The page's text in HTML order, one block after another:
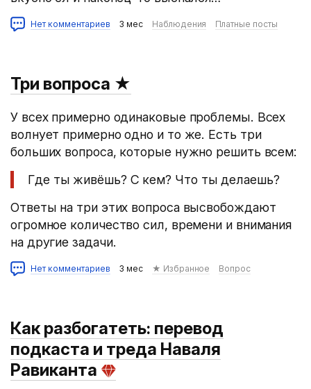
Нет комментариев 3 мес Наблюдения Платные посты
Три вопроса ★
У всех примерно одинаковые проблемы. Всех
волнует примерно одно и то же. Есть три
больших вопроса, которые нужно решить всем:
Где ты живёшь? С кем? Что ты делаешь?
Ответы на три этих вопроса высвобождают
огромное количество сил, времени и внимания
на другие задачи.
Нет комментариев 3 мес ★ Избранное Вопрос
Как разбогатеть: перевод
подкаста и треда Наваля
Равиканта